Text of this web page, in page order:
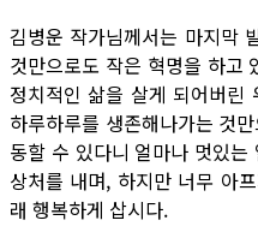
김병운 작가님께서는 마지막
것만으로도 작은 혁명을 하고
정치적인 삶을 살게 되어버린
하루하루를 생존해나가는 것
동할 수 있다니 얼마나 멋있
상처를 내며, 하지만 너무 아
래 행복하게 삽시다.